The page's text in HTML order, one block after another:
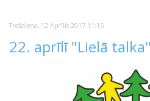
Trešdiena, 12 Aprīlis 2017 11:15
22. aprīlī "Lielā talka"